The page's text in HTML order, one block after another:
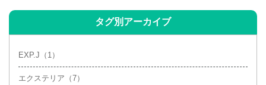
タグ別アーカイブ
EXP.J（1）
エクステリア（7）